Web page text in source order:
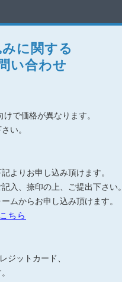
に関する
い合わせ
で価格が異なります。
い。
よりお申し込み頂けます。
入、捺印の上、ご提出下さい。
ムからお申し込み頂けます。
ちら
ジットカード、